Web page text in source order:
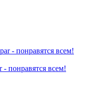
понравятся всем!